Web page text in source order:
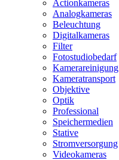
Actionkameras
Analogkameras
Beleuchtung
Digitalkameras
Filter
Fotostudiobedarf
Kamerareinigung
Kameratransport
Objektive
Optik
Professional
Speichermedien
Stative
Stromversorgung
Videokameras